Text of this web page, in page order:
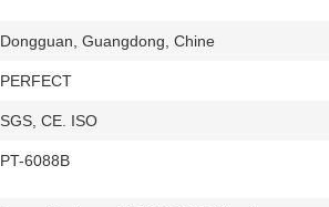
Dongguan, Guangdong, Chine
PERFECT
SGS, CE. ISO
PT-6088B